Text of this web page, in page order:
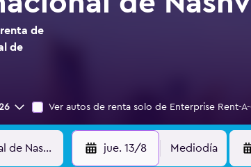
de
de
Ver autos de renta solo de Enterprise Rent-
jue. 13/8 Mediodía